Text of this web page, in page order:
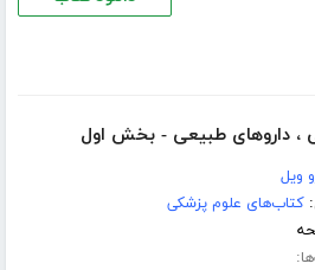
، داروهای طبیعی - بخش اول
ویل
کتاب‌های علوم پزشکی